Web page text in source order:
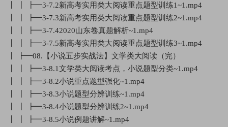
┃ ┃ ┣━3-7.2新高考实用类大阅读重点题型训练1~1.mp4
┃ ┃ ┣━3-7.3新高考实用类大阅读重点题型训练2~1.mp4
┃ ┃ ┣━3-7.42020山东卷真题解析~1.mp4
┃ ┃ ┣━3-7.5新高考实用类大阅读重点题型训练3~1.mp4
┃ ┣━08.【小说五步实战法】文学类大阅读（完）
┃ ┃ ┣━3-8.1文学类大阅读考点，小说题型分类~1.mp4
┃ ┃ ┣━3-8.2小说重点题型强化~1.mp4
┃ ┃ ┣━3-8.3小说题型分辨训练~1.mp4
┃ ┃ ┣━3-8.4小说题型分辨训练2~1.mp4
┃ ┃ ┣━3-8.5小说例题讲解~1.mp4